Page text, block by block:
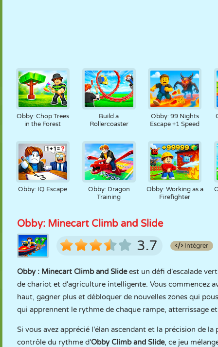
Obby: Chop Trees
in the Forest
Build a
Rollercoaster
Obby: 99 Nights
Escape +1 Speed
Obby: IQ Escape
Obby: Dragon
Training
Obby: Working as a
Firefighter
Obby: Minecart Climb and Slide
3.7 Intégrer
Obby : Minecart Climb and Slideest un défi d'escalade
de chariot et d'agriculture intelligente. Vous commencez
haut, gagner plus et débloquer de nouvelles zones qui
qui apprennent le rythme de chaque rampe, atterrissage
Si vous avez apprécié l'élan ascendant et la précision de
contrôle du rythme d'Obby Climb and Slide, ce jeu